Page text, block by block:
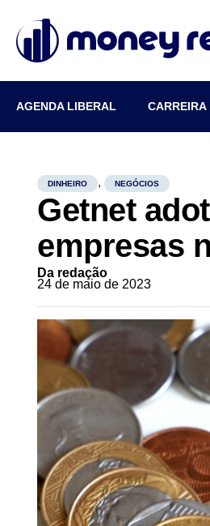
AGENDA LIBERAL CARREIRA
DINHEIRO , NEGÓCIOS
Getnet
empresas
Da redação
24 de maio de 2023